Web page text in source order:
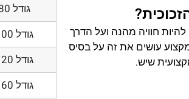
חוויה מהנה ועל הדרך
עושים את זה על בסיס
שיש.
גודל 40/80
גודל 50/100
גודל 60/120
גודל 80/160